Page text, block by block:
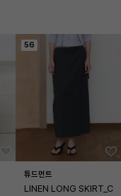
56
튜드먼트
LINEN LONG SKIRT_C